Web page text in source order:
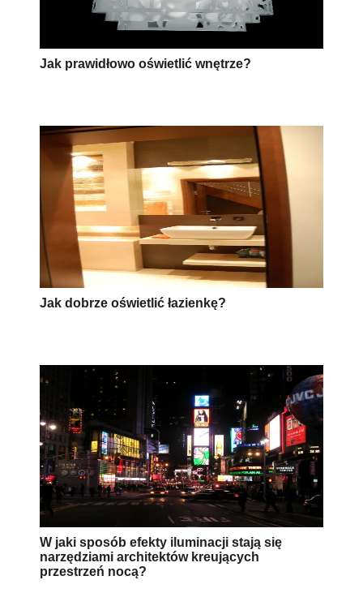
Jak prawidłowo oświetlić wnętrze?
Jak dobrze oświetlić łazienkę?
W jaki sposób efekty iluminacji stają się
narzędziami architektów kreujących
przestrzeń nocą?